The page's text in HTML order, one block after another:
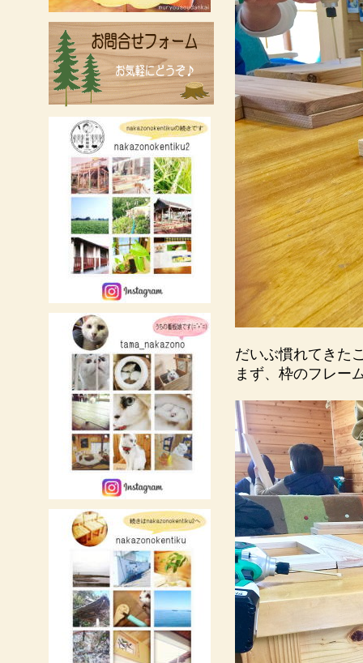
だいぶ慣れてきた
まず、枠のフレー